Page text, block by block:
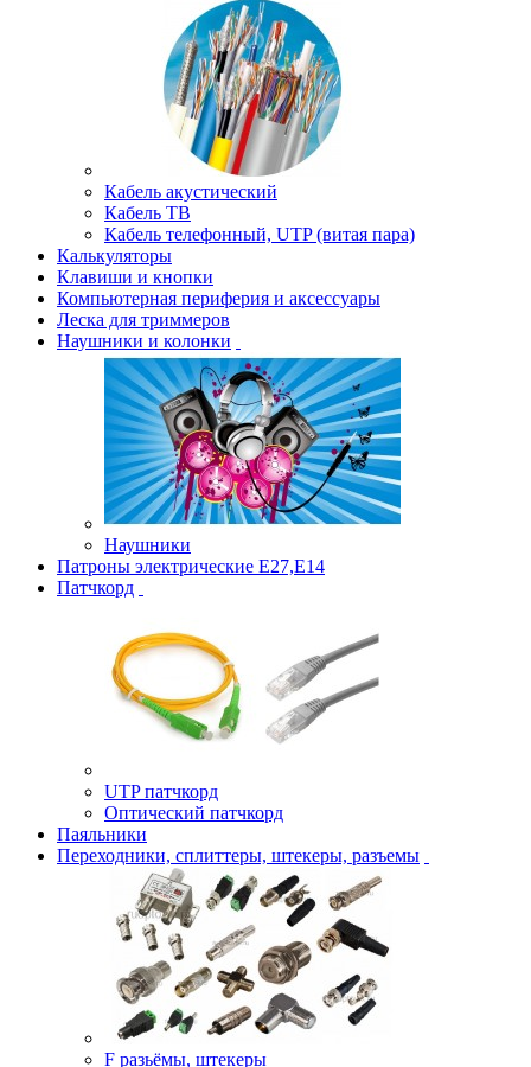
Кабель акустический
Кабель ТВ
Кабель телефонный, UTP (витая пара)
Калькуляторы
Клавиши и кнопки
Компьютерная периферия и аксессуары
Леска для триммеров
Наушники и колонки
Наушники
Патроны электрические Е27,Е14
Патчкорд
UTP патчкорд
Оптический патчкорд
Паяльники
Переходники, сплиттеры, штекеры, разъемы
F разьёмы, штекеры